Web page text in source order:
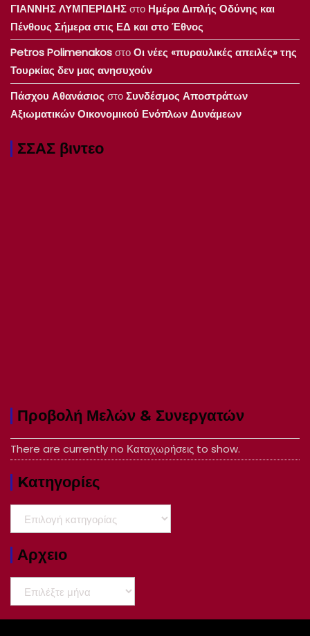
ΓΙΑΝΝΗΣ ΛΥΜΠΕΡΙΔΗΣστο Ημέρα Διπλής Οδύνης και
Πένθους Σήμερα στις ΕΔ και στο Έθνος
Petros PolimenakosστοΟι νέες «πυραυλικές απειλές» της
Τουρκίας δεν μας ανησυχούν
Πάσχου Αθανάσιος στοΣυνδέσμος Αποστράτων
Αξιωματικών Οικονομικού Ενόπλων Δυνάμεων
ΣΣΑΣ βιντεο
Προβολή Μελών & Συνεργατών
There are currently no Καταχωρήσεις to show.
Kατηγορίες
Αρχειο